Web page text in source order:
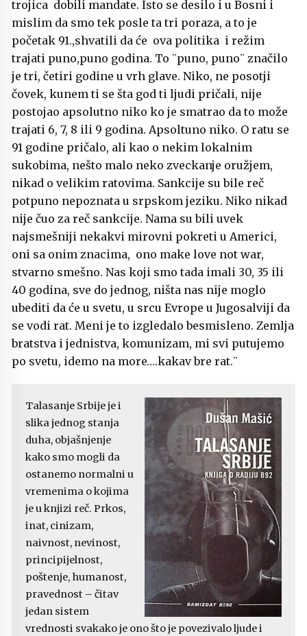
trojica dobili mandate. Isto se desilo i u Bosni i
mislim da smo tek posle ta tri poraza, a to je
početak 91.,shvatili da će ova politika i režim
trajati puno,puno godina. To ¨puno, puno¨ značilo
je tri, četiri godine u vrh glave. Niko, ne posotji
čovek, kunem ti se šta god ti ljudi pričali, nije
postojao apsolutno niko ko je smatrao da to može
trajati 6, 7, 8 ili 9 godina. Apsoltuno niko. O ratu se
91 godine pričalo, ali kao o nekim lokalnim
sukobima, nešto malo neko zveckanje oružjem,
nikad o velikim ratovima. Sankcije su bile reč
potpuno nepoznata u srpskom jeziku. Niko nikad
nije čuo za reč sankcije. Nama su bili uvek
najsmešniji nekakvi mirovni pokreti u Americi,
oni sa onim znacima, ono make love not war,
stvarno smešno. Nas koji smo tada imali 30, 35 ili
40 godina, sve do jednog, ništa nas nije moglo
ubediti da će u svetu, u srcu Evrope u Jugosalviji da
se vodi rat. Meni je to izgledalo besmisleno. Zemlja
bratstva i jednistva, komunizam, mi svi putujemo
po svetu, idemo na more….kakav bre rat.¨
Talasanje Srbije je i
slika jednog stanja
duha, objašnjenje
kako smo mogli da
ostanemo normalni u
vremenima o kojima
je u knjizi reč. Prkos,
inat, cinizam,
naivnost, nevinost,
principijelnost,
poštenje, humanost,
pravednost – čitav
jedan sistem
vrednosti svakako je ono što je povezivalo ljude i